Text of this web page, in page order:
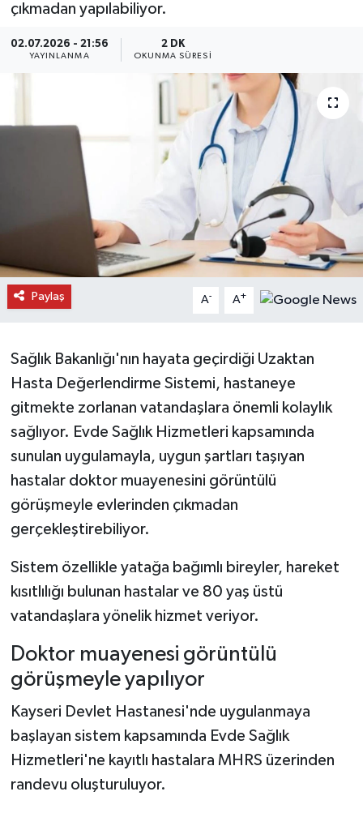
çıkmadan yapılabiliyor.
02.07.2026 - 21:56
YAYINLANMA
2 DK
OKUNMA SÜRESI
Paylaş A- A+
Sağlık Bakanlığı'nın hayata geçirdiği Uzaktan
Hasta Değerlendirme Sistemi, hastaneye
gitmekte zorlanan vatandaşlara önemli kolaylık
sağlıyor. Evde Sağlık Hizmetleri kapsamında
sunulan uygulamayla, uygun şartları taşıyan
hastalar doktor muayenesini görüntülü
görüşmeyle evlerinden çıkmadan
gerçekleştirebiliyor.
Sistem özellikle yatağa bağımlı bireyler, hareket
kısıtlılığı bulunan hastalar ve 80 yaş üstü
vatandaşlara yönelik hizmet veriyor.
Doktor muayenesi görüntülü
görüşmeyle yapılıyor
Kayseri Devlet Hastanesi'nde uygulanmaya
başlayan sistem kapsamında Evde Sağlık
Hizmetleri'ne kayıtlı hastalara MHRS üzerinden
randevu oluşturuluyor.
Daday Haberleri
Devrekani Haberleri
Hanönü Haberleri
İhsangazi Haberleri
İnebolu Haberleri
Küre Haberleri
Merkez Haberleri
Şenpazar Haberleri
Seydiler Haberleri
Taşköprü Haberleri
Tosya Haberleri
Ulusal Haberler
Siyaset Haberleri
Dünya Haberleri
Yerel Haberler